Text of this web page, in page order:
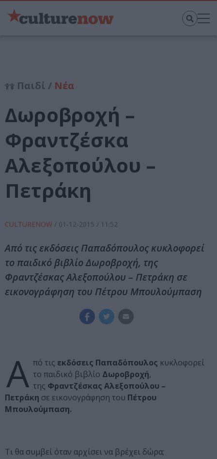
Παιδί / Νέα
Δωροβροχή –
Φραντζέσκα
Αλεξοπούλου –
Πετράκη
CULTURENOW / 01-12-2015 / 11:52
Από τις εκδόσεις Παπαδόπουλος κυκλοφορεί
το παιδικό βιβλίο Δωροβροχή, της
Φραντζέσκας Αλεξοπούλου – Πετράκη σε
εικονογράφηση του Πέτρου Μπουλούμπαση
Α πό τις εκδόσεις Παπαδόπουλος κυκλοφορεί
το παιδικό βιβλίο Δωροβροχή,
της Φραντζέσκας Αλεξοπούλου –
Πετράκη σε εικονογράφηση του Πέτρου
Μπουλούμπαση.
Τι θα συμβεί όταν αρχίσει να βρέχει δώρα;